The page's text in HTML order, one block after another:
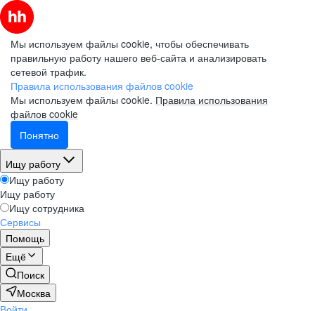
Мы используем файлы cookie, чтобы обеспечивать
правильную работу нашего веб-сайта и анализировать
сетевой трафик.
Правила использования файлов cookie
Мы используем файлы cookie. Правила использования
файлов cookie
Понятно
Ищу работу
Ищу работу
Ищу работу
Ищу сотрудника
Сервисы
Помощь
Ещё
Поиск
Москва